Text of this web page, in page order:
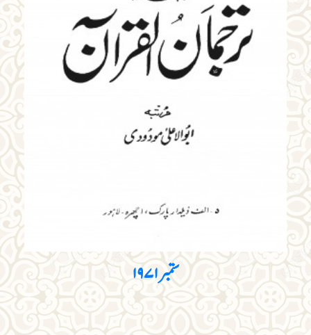
ستمبر ۱۹۷۱